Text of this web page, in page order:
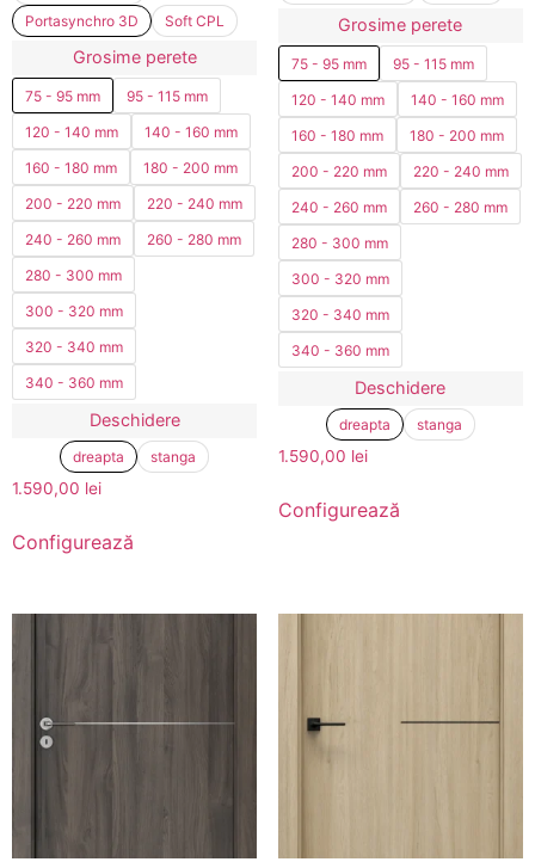
Portasynchro 3D
Soft CPL
Grosime perete
75 - 95 mm
95 - 115 mm
120 - 140 mm
140 - 160 mm
160 - 180 mm
180 - 200 mm
200 - 220 mm
220 - 240 mm
240 - 260 mm
260 - 280 mm
280 - 300 mm
300 - 320 mm
320 - 340 mm
340 - 360 mm
Deschidere
dreapta stanga
1.590,00 lei
Configurează
Grosime perete
75 - 95 mm
95 - 115 mm
120 - 140 mm
140 - 160 mm
160 - 180 mm
180 - 200 mm
200 - 220 mm
220 - 240 mm
240 - 260 mm
260 - 280 mm
280 - 300 mm
300 - 320 mm
320 - 340 mm
340 - 360 mm
Deschidere
dreapta stanga
1.590,00 lei
Configurează